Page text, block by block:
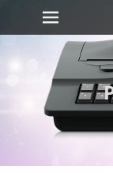
Wyświetl
zawartość
Menu